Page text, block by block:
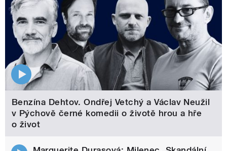
Benzína Dehtov. Ondřej Vetchý a Václav Neužil
v Pýchově černé komedii o životě hrou a hře
o život